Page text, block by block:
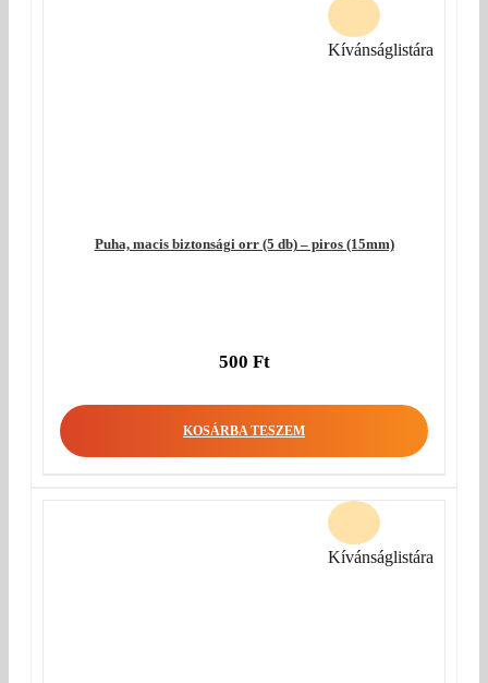
Puha, macis biztonsági orr (5 db) – piros (15mm)
500 Ft
KOSÁRBA TESZEM
Kívánságlistára
Kívánságlistára